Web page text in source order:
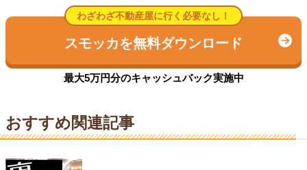
わざわざ不動産屋に行く必要なし！
スモッカを無料ダウンロード
最大5万円分のキャッシュバック実施中
おすすめ関連記事